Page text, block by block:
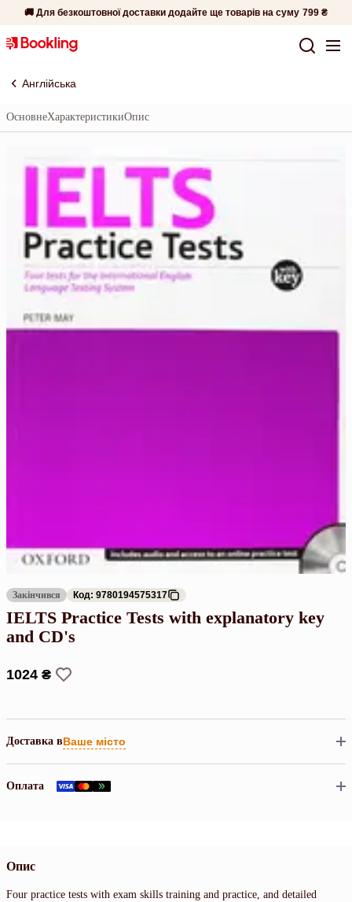
🚚 Для безкоштовної доставки додайте ще товарів на суму 799 ₴
Англійська
ОсновнеХарактеристикиОпис
Закінчився Код: 9780194575317
IELTS Practice Tests with explanatory key
and CD's
1024 ₴
Доставка вВаше місто
Оплата
Опис
Four practice tests with exam skills training and practice, and detailed